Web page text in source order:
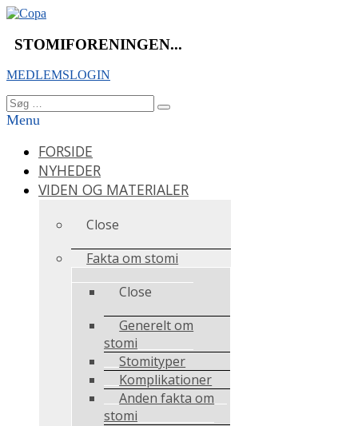
Videre
indhold
STOMIFORENINGEN...
MEDLEMSLOGIN
Søg
efter:
Søg
Menu
FORSIDE
NYHEDER
VIDEN OG MATERIALER
Close
Fakta om stomi
Close
Generelt om
stomi
Stomityper
Komplikationer
Anden fakta om
stomi